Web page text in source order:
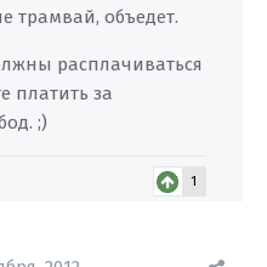
трамвай, объедет.
расплачиваться
платить за
;)
1